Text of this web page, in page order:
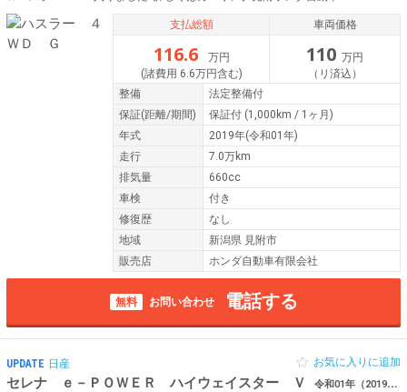
支払総額
116.6
万円
(諸費用 6.6万円含む)
車両価格
110 万円
（リ済込）
整備
法定整備付
保証(距離/期間) 保証付 (1,000km / 1ヶ月)
年式
2019年(令和01年)
走行
7.0万km
排気量
660cc
車検
付き
修復歴
なし
地域
新潟県 見附市
販売店
ホンダ自動車有限会社
無料 お問い合わせ 電話する
UPDATE 日産
セレナ ｅ－ＰＯＷＥＲ ハイウェイスター Ｖ 令和01年（2019年） 6.2万km 新潟県見附市 純正ナビ フルセグTV
お気に入りに追加